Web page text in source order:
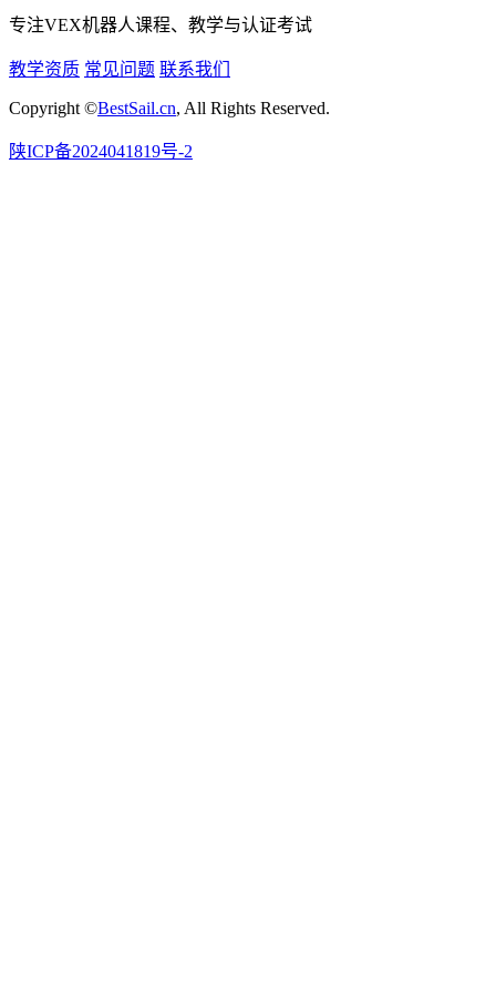
专注VEX机器人课程、教学与认证考试
教学资质 常见问题 联系我们
Copyright ©BestSail.cn, All Rights Reserved.
陕ICP备2024041819号-2